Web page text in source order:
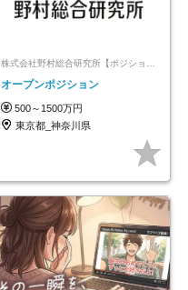
オープンポジション
500～1500万円
東京都_神奈川県